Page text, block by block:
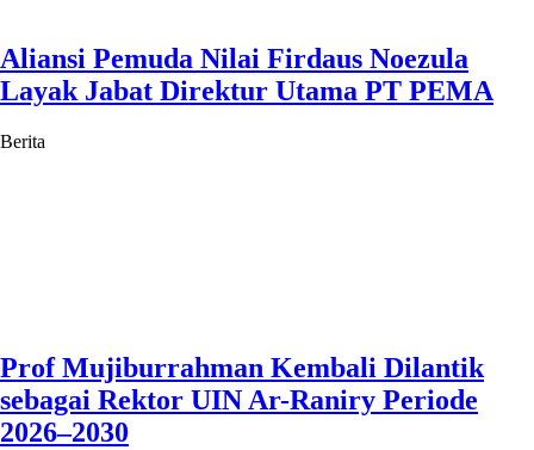
Aliansi Pemuda Nilai Firdaus Noezula
Layak Jabat Direktur Utama PT PEMA
Berita
Prof Mujiburrahman Kembali Dilantik
sebagai Rektor UIN Ar-Raniry Periode
2026–2030